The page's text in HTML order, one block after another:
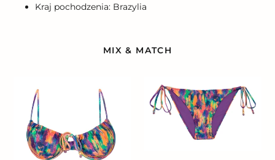
Kraj pochodzenia: Brazylia
MIX & MATCH
Euphoria
Balconet-
Bottom
Euphoria
Ibiza-